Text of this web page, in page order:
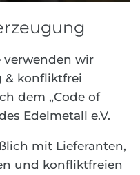
verwenden wir
& konfliktfrei
dem „Code of
Edelmetall e.V.
mit Lieferanten,
und konfliktfreien